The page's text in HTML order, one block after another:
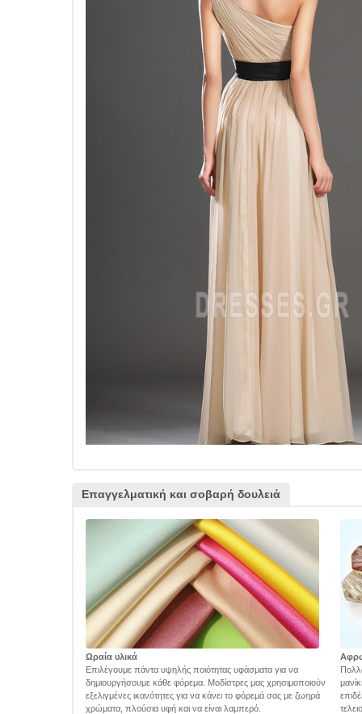
Επαγγελματική και σοβαρή δουλειά
Ωραία υλικά
Επιλέγουμε πάντα υψηλής ποιότητας υφάσματα για να
δημιουργήσουμε κάθε φόρεμα. Μοδίστρες μας χρησιμοποιούν
εξελιγμένες ικανότητες για να κάνει το φόρεμά σας με ζωηρά
χρώματα, πλούσια υφή και να είναι λαμπερό.